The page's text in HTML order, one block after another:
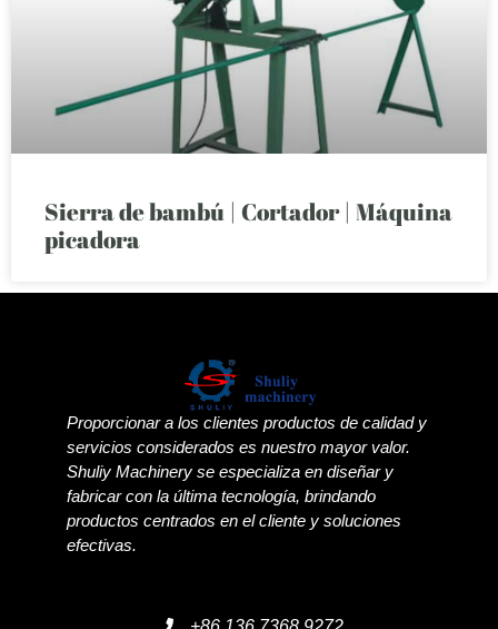
Sierra de bambú | Cortador | Máquina
picadora
Proporcionar a los clientes productos de calidad y
servicios considerados es nuestro mayor valor.
Shuliy Machinery se especializa en diseñar y
fabricar con la última tecnología, brindando
productos centrados en el cliente y soluciones
efectivas.